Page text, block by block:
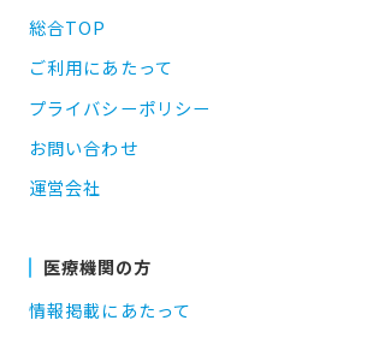
総合TOP
ご利用にあたって
プライバシーポリシー
お問い合わせ
運営会社
医療機関の方
情報掲載にあたって